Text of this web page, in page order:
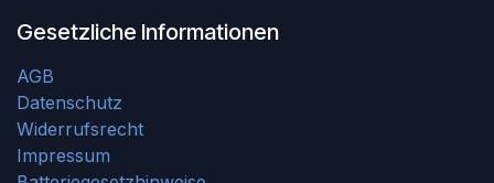
Gesetzliche Informationen
AGB
Datenschutz
Widerrufsrecht
Impressum